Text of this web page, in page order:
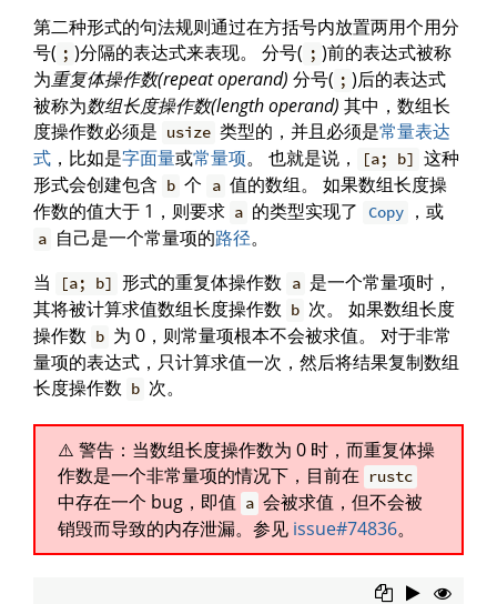
第二种形式的句法规则通过在方括号内放置两用个用分
号( ; )分隔的表达式来表现。 分号( ; )前的表达式被称
为重复体操作数(repeat operand) 分号( ; )后的表达式
被称为数组长度操作数(length operand) 其中，数组长
度操作数必须是 usize 类型的，并且必须是常量表达
式 ，比如是字面量或常量项。 也就是说， [a; b] 这种
形式会创建包含 b 个 a 值的数组。 如果数组长度操
作数的值大于 1，则要求 a 的类型实现了 Copy ，或
a 自己是一个常量项的路径。
当
[a; b] 形式的重复体操作数 a 是一个常量项时，
其将被计算求值数组长度操作数 b 次。 如果数组长度
操作数 b 为 0，则常量项根本不会被求值。 对于非常
量项的表达式，只计算求值一次，然后将结果复制数组
长度操作数 b 次。
警告：当数组长度操作数为 0 时，而重复体操
作数是一个非常量项的情况下，目前在
rustc
中存在一个 bug，即值 a 会被求值，但不会被
销毁而导致的内存泄漏。参见 issue#74836。